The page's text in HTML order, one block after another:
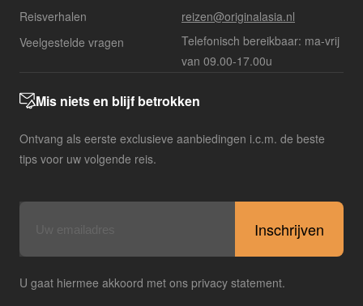
Reisverhalen
Veelgestelde vragen
reizen@originalasia.nl
Telefonisch bereikbaar: ma-vrij
van 09.00-17.00u
Mis niets en blijf betrokken
Ontvang als eerste exclusieve aanbiedingen i.c.m. de beste
tips voor uw volgende reis.
U gaat hiermee akkoord met ons privacy statement.